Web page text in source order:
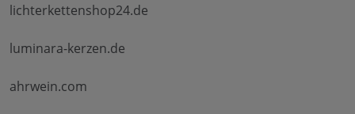
lichterkettenshop24.de
luminara-kerzen.de
ahrwein.com